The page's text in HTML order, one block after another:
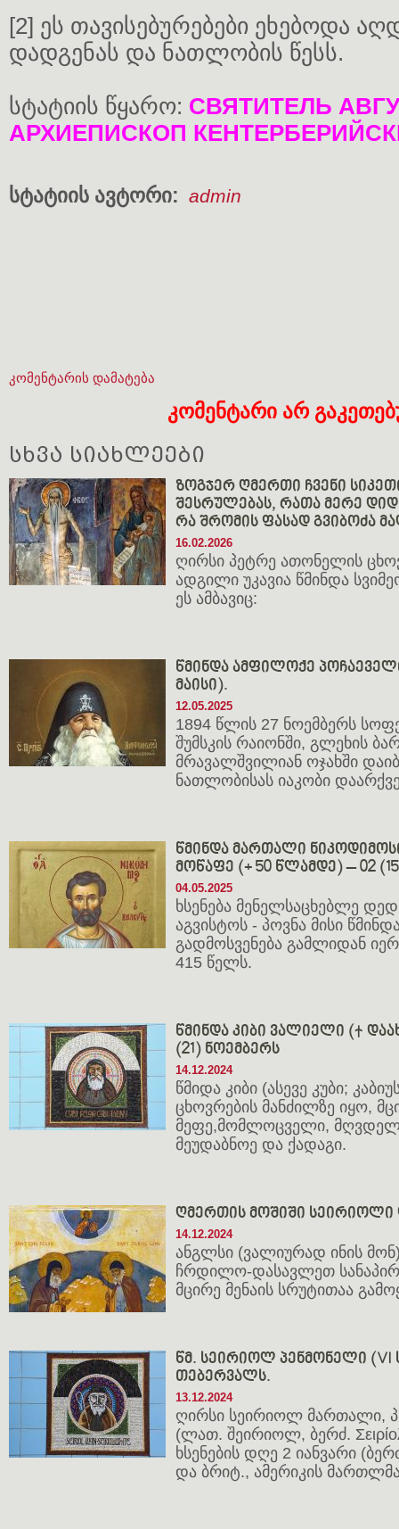
[2] ეს თავისებურებები ეხებოდა
დადგენას და ნათლობის წესს.
სტატიის წყარო: СВЯТИТЕЛЬ
АРХИЕПИСКОП
სტატიის ავტორი: admin
კომენტარის დამატება
კომენტარი არ
სხვა სიახლეები
ზოგჯერ ღმერთი ჩვენი
შესრულებას, რათა მერე
რა შრომის ფასად გვიბოძა
16.02.2026
ღირსი პეტრე ათონელის
ადგილი უკავია წმინდა
ეს ამბავიც:
წმინდა ამფილოქე
მაისი).
12.05.2025
1894 წლის 27 ნოემბერს
შუმსკის რაიონში, გლეხის
მრავალშვილიან ოჯახში
ნათლობისას იაკობი
წმინდა მართალი
მოწაფე (+ 50 წლამდე) – 02
04.05.2025
ხსენება მენელსაცხებლე
აგვისტოს - პოვნა მისი
გადმოსვენება გამლიდან
415 წელს.
წმინდა კიბი ვალიელი (†
(21) ნოემბერს
14.12.2024
წმიდა კიბი (ასევე კუბი;
ცხოვრების მანძილზე იყო,
მეფე,მომლოცველი,
მეუდაბნოე და ქადაგი.
ღმერთის მოშიში სეირიოლი
14.12.2024
ანგლსი (ვალიურად ინის
ჩრდილო-დასავლეთ
მცირე მენაის სრუტითაა
წმ. სეირიოლ პენმონელი (VI
თებერვალს.
13.12.2024
ღირსი სეირიოლ მართალი,
(ლათ. შეირიოლ, ბერძ.
ხსენების დღე 2 იანვარი
და ბრიტ., ამერიკის